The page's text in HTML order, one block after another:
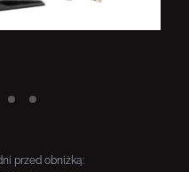
przed obniżką: